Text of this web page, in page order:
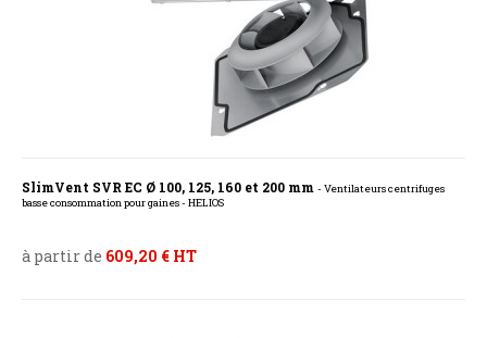
SlimVent SVR EC Ø 100, 125, 160 et 200 mm - Ventilateurs centrifuges
basse consommation pour gaines - HELIOS
à partir de 609,20 € HT